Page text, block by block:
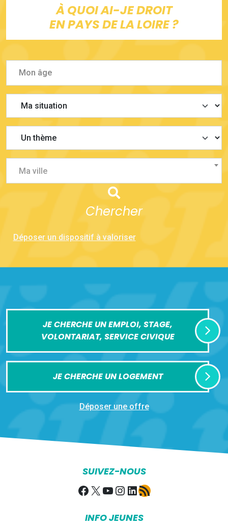
À QUOI AI-JE DROIT
EN PAYS DE LA LOIRE ?
Ma ville
Chercher
Déposer un dispositif à valoriser
JE CHERCHE UN EMPLOI, STAGE,
VOLONTARIAT, SERVICE CIVIQUE
JE CHERCHE UN LOGEMENT
Déposer une offre
SUIVEZ-NOUS
Facebook
X YouTube
Instagram
LinkedIn
Flux RSS
INFO JEUNES